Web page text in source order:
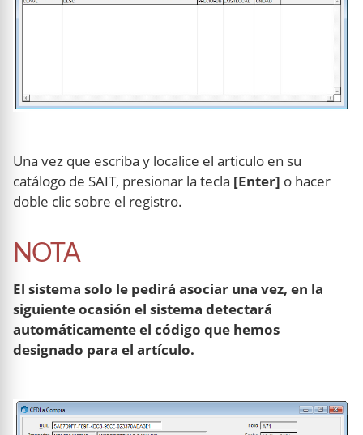
Una vez que escriba y localice el articulo en su
catálogo de SAIT, presionar la tecla [Enter] o hacer
doble clic sobre el registro.
NOTA
El sistema solo le pedirá asociar una vez, en la
siguiente ocasión el sistema detectará
automáticamente el código que hemos
designado para el artículo.